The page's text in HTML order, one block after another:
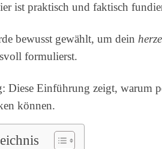
ist praktisch und faktisch
bewusst gewählt, um dein
formulierst.
Diese Einführung zeigt, warum
können.